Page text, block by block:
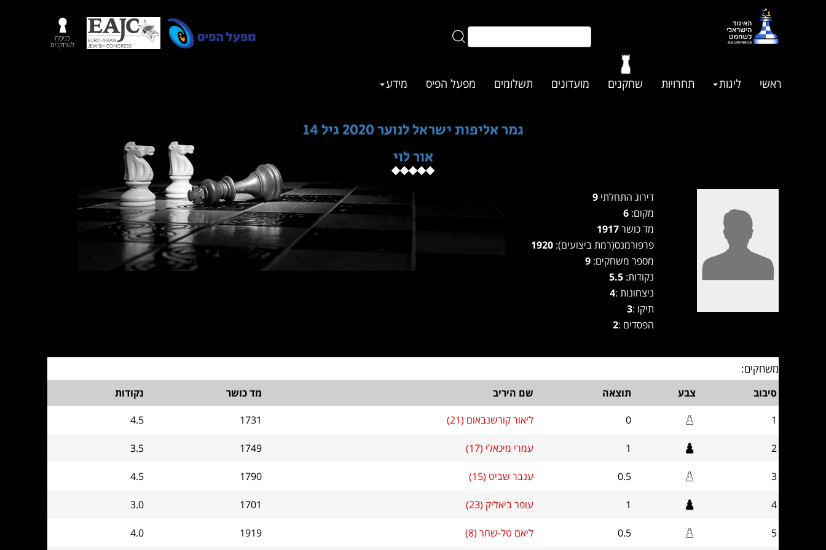
כניסה
לשחקנים
ראשי ליגות תחרויות שחקנים מועדונים תשלומים מפעל הפיס מידע
גמר אליפות ישראל לנוער 2020 גיל 14
אור לוי
דירוג התחלתי 9
מקום: 6
מד כושר1917
פרפורמנס(רמת ביצועים): 1920
מספר משחקים: 9
נקודות:5.5
ניצחונות :4
תיקו :3
הפסדים :2
משחקים:
סיבוב צבע תוצאה שם היריב מד כושר
נקודות
1
0 ליאור קורשנבאום (21) 1731
4.5
2
1 עמרי מיכאלי (17) 1749
3.5
3
0.5 ענבר שביט (15) 1790
4.5
4
1 עופר ביאליק (23) 1701
3.0
5
0.5 ליאם טל-שחר (8) 1919
4.0